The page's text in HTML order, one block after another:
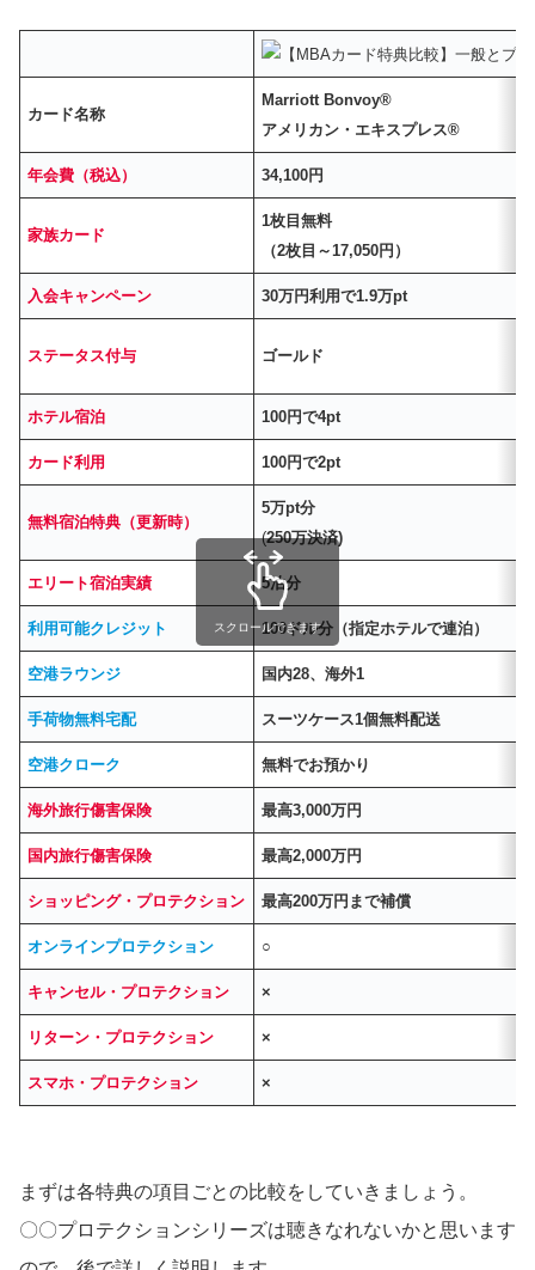
カード名称
Marriott Bonvoy®
アメリカン・エキスプレス®
年会費（税込） 34,100円
家族カード
1枚目無料
（2枚目～17,050円）
入会キャンペーン 30万円利用で1.9万pt
ステータス付与 ゴールド
ホテル宿泊 100円で4pt
カード利用 100円で2pt
無料宿泊特典（更新時）
5万pt分
(250万決済)
エリート宿泊実績 5泊分
利用可能クレジット 100ドル分（指定ホテルで連泊）
空港ラウンジ 国内28、海外1
手荷物無料宅配 スーツケース1個無料配送
空港クローク 無料でお預かり
海外旅行傷害保険 最高3,000万円
国内旅行傷害保険 最高2,000万円
ショッピング・プロテクション 最高200万円まで補償
オンラインプロテクション ○
キャンセル・プロテクション ×
リターン・プロテクション ×
スマホ・プロテクション ×
スクロールできます
まずは各特典の項目ごとの比較をしていきましょう。
〇〇プロテクションシリーズは聴きなれないかと思います